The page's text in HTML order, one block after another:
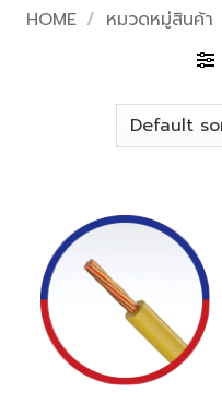
HOME / หมวดหมู่สินค้า